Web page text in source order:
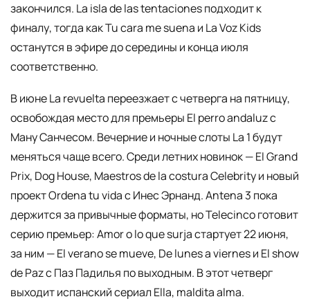
закончился. La isla de las tentaciones подходит к
финалу, тогда как Tu cara me suena и La Voz Kids
останутся в эфире до середины и конца июля
соответственно.
В июне La revuelta переезжает с четверга на пятницу,
освобождая место для премьеры El perro andaluz с
Ману Санчесом. Вечерние и ночные слоты La 1 будут
меняться чаще всего. Среди летних новинок — El Grand
Prix, Dog House, Maestros de la costura Celebrity и новый
проект Ordena tu vida с Инес Эрнанд. Antena 3 пока
держится за привычные форматы, но Telecinco готовит
серию премьер: Amor o lo que surja стартует 22 июня,
за ним — El verano se mueve, De lunes a viernes и El show
de Paz с Паз Падилья по выходным. В этот четверг
выходит испанский сериал Ella, maldita alma.